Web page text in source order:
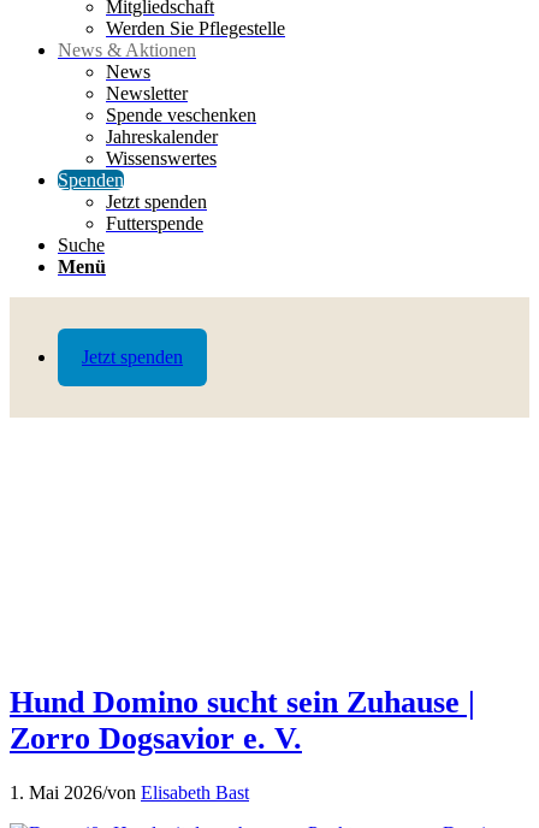
Jetzt spenden
Mitgliedschaft
Werden Sie Pflegestelle
News & Aktionen
News
Newsletter
Spende veschenken
Jahreskalender
Wissenswertes
Spenden
Jetzt spenden
Futterspende
Suche
Menü
Hund Domino sucht sein Zuhause |
Zorro Dogsavior e. V.
1. Mai 2026/von Elisabeth Bast